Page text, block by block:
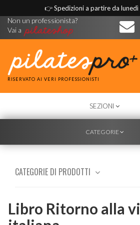
👉Spedizioni a partire da
Non un professionista?
Vai a
RISERVATO AI VERI PROFESSIONISTI
TOGGLE
NAVIGATION
SEZIONI
TOGGLE
CATEGORIE
CATEGORIE DI PRODOTTI
Libro Ritorno alla